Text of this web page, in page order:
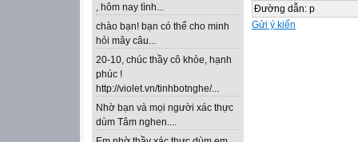
, hôm nay tình...
chào bạn! bạn có thể cho minh
hỏi mây câu...
20-10, chúc thầy cô khỏe, hạnh
phúc !
http://violet.vn/tinhbotnghe/...
Nhờ bạn và mọi người xác thực
dùm Tâm nghen....
Đường dẫn: p
Gửi ý kiến